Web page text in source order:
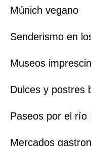
Múnich vegano
Senderismo en
Museos
Dulces y postres
Paseos por el río
Mercados